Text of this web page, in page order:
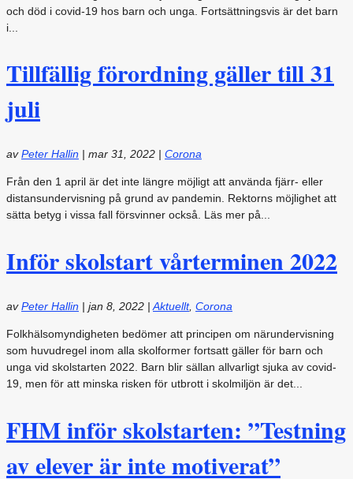
och död i covid-19 hos barn och unga. Fortsättningsvis är det barn
i...
Tillfällig förordning gäller till 31
juli
avPeter Hallin | mar 31, 2022 | Corona
Från den 1 april är det inte längre möjligt att använda fjärr- eller
distansundervisning på grund av pandemin. Rektorns möjlighet att
sätta betyg i vissa fall försvinner också. Läs mer på...
Inför skolstart vårterminen 2022
avPeter Hallin | jan 8, 2022 | Aktuellt, Corona
Folkhälsomyndigheten bedömer att principen om närundervisning
som huvudregel inom alla skolformer fortsatt gäller för barn och
unga vid skolstarten 2022. Barn blir sällan allvarligt sjuka av covid-
19, men för att minska risken för utbrott i skolmiljön är det...
FHM inför skolstarten: ”Testning
av elever är inte motiverat”